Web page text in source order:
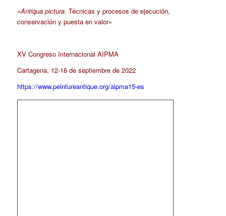
«Antiqua pictura. Técnicas y procesos de ejecución,
conservación y puesta en valor»
XV Congreso Internacional AIPMA
Cartagena, 12-16 de septiembre de 2022
https://www.peintureantique.org/aipma15-es